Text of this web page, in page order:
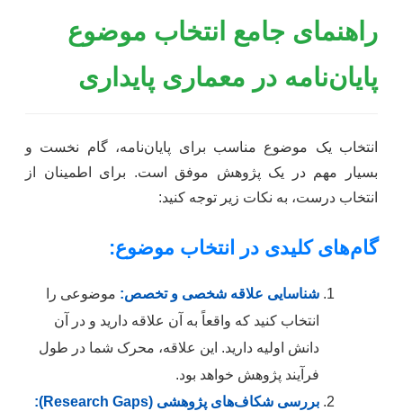
راهنمای جامع انتخاب موضوع
پایان‌نامه در معماری پایداری
انتخاب یک موضوع مناسب برای پایان‌نامه، گام نخست و
بسیار مهم در یک پژوهش موفق است. برای اطمینان از
انتخاب درست، به نکات زیر توجه کنید:
گام‌های کلیدی در انتخاب موضوع:
شناسایی علاقه شخصی و تخصص: موضوعی را
انتخاب کنید که واقعاً به آن علاقه دارید و در آن
دانش اولیه دارید. این علاقه، محرک شما در طول
فرآیند پژوهش خواهد بود.
بررسی شکاف‌های پژوهشی (Research Gaps):